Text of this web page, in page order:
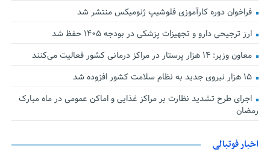
فراخوان دوره کارآموزی فلوشیپ ژنومیکس منتشر شد
ارز ترجیحی دارو و تجهیزات پزشکی در بودجه ۱۴۰۵ حفظ شد
معاون وزیر: ۱۴ هزار پرستار در مراکز درمانی کشور فعالیت می‌کنند
۱۵ هزار نیروی جدید به نظام سلامت کشور افزوده شد
اجرای طرح تشدید نظارت بر مراکز غذایی و اماکن عمومی در ماه مبارک
رمضان
اخبار فوتبالی